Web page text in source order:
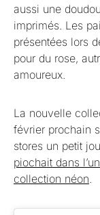
aussi une
imprimés. Les
présentées lors
pour du rose,
amoureux.
La nouvelle
février prochain
stores un petit
piochait dans
collection néon.